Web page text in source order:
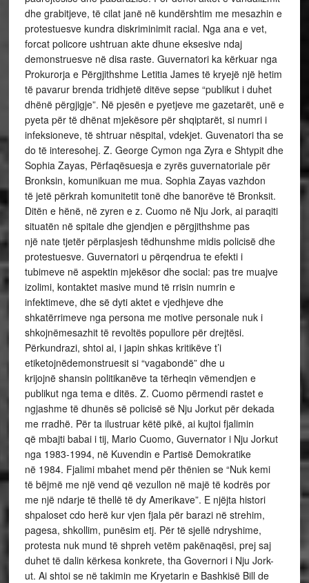
dhe grabitjeve, të cilat janë në kundërshtim me mesazhin e
protestuesve kundra diskriminimit racial. Nga ana e vet,
forcat policore ushtruan akte dhune eksesive ndaj
demonstruesve në disa raste. Guvernatori ka kërkuar nga
Prokurorja e Përgjithshme Letitia James të kryejë një hetim
të pavarur brenda tridhjetë ditëve sepse “publikut i duhet
dhënë përgjigje”. Në pjesën e pyetjeve me gazetarët, unë e
pyeta për të dhënat mjekësore për shqiptarët, si numri i
infeksioneve, të shtruar nëspital, vdekjet. Guvenatori tha se
do të interesohej. Z. George Cymon nga Zyra e Shtypit dhe
Sophia Zayas, Përfaqësuesja e zyrës guvernatoriale për
Bronksin, komunikuan me mua. Sophia Zayas vazhdon
të jetë përkrah komunitetit tonë dhe banorëve të Bronksit.
Ditën e hënë, në zyren e z. Cuomo në Nju Jork, ai paraqiti
situatën në spitale dhe gjendjen e përgjithshme pas
një nate tjetër përplasjesh tëdhunshme midis policisë dhe
protestuesve. Guvernatori u përqendrua te efekti i
tubimeve në aspektin mjekësor dhe social: pas tre muajve
izolimi, kontaktet masive mund të rrisin numrin e
infektimeve, dhe së dyti aktet e vjedhjeve dhe
shkatërrimeve nga persona me motive personale nuk i
shkojnëmesazhit të revoltës popullore për drejtësi.
Përkundrazi, shtoi ai, i japin shkas kritikëve t’i
etiketojnëdemonstruesit si “vagabondë” dhe u
krijojnë shansin politikanëve ta tërheqin vëmendjen e
publikut nga tema e ditës. Z. Cuomo përmendi rastet e
ngjashme të dhunës së policisë së Nju Jorkut për dekada
me rradhë. Për ta ilustruar këtë pikë, ai kujtoi fjalimin
që mbajti babai i tij, Mario Cuomo, Guvernator i Nju Jorkut
nga 1983-1994, në Kuvendin e Partisë Demokratike
në 1984. Fjalimi mbahet mend për thënien se “Nuk kemi
të bëjmë me një vend që vezullon në majë të kodrës por
me një ndarje të thellë të dy Amerikave”. E njëjta histori
shpaloset cdo herë kur vjen fjala për barazi në strehim,
pagesa, shkollim, punësim etj. Për të sjellë ndryshime,
protesta nuk mund të shpreh vetëm pakënaqësi, prej saj
duhet të dalin kërkesa konkrete, tha Governori i Nju Jork-
ut. Ai shtoi se në takimin me Kryetarin e Bashkisë Bill de